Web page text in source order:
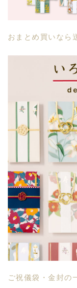
おまとめ買いなら
ご祝儀袋・金封の